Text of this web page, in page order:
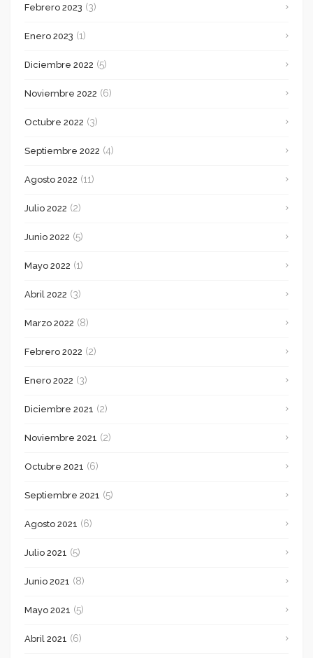
Febrero 2023 (3)
Enero 2023 (1)
Diciembre 2022 (5)
Noviembre 2022 (6)
Octubre 2022 (3)
Septiembre 2022 (4)
Agosto 2022 (11)
Julio 2022 (2)
Junio 2022 (5)
Mayo 2022 (1)
Abril 2022 (3)
Marzo 2022 (8)
Febrero 2022 (2)
Enero 2022 (3)
Diciembre 2021 (2)
Noviembre 2021 (2)
Octubre 2021 (6)
Septiembre 2021 (5)
Agosto 2021 (6)
Julio 2021 (5)
Junio 2021 (8)
Mayo 2021 (5)
Abril 2021 (6)